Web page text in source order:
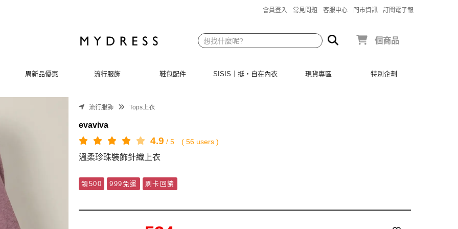
會員登入 常見問題 客服中心 門市資訊 訂閱電子報
個商品
周新品優惠 流行服飾 鞋包配件 SISIS｜挺‧自在內衣 現貨專區 特別企劃
流行服飾 Tops上衣
evaviva
4.9 / 5 ( 56 users )
溫柔珍珠裝飾針織上衣
領500 999免運 刷卡回饋